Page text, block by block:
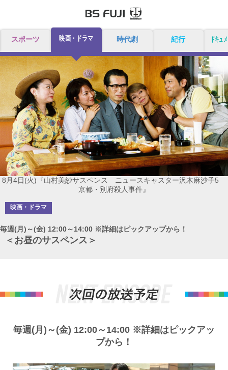
スポーツ 映画・ドラマ 時代劇 紀行 ドキュ
8月4日(火)『山村美紗サスペンス ニュースキャスター沢木麻沙子5
京都・別府殺人事件』
映画・ドラマ
毎週(月)～(金) 12:00～14:00 ※詳細はピックアップから！
＜お昼のサスペンス＞
毎週(月)～(金) 12:00～14:00 ※詳細はピックアッ
プから！